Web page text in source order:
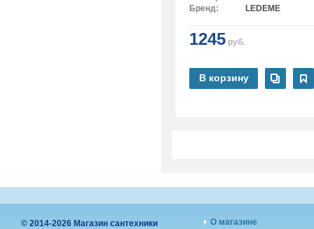
Бренд:
LEDEME
1245 руб.
В корзину
© 2014-2026 Магазин сантехники
О магазине